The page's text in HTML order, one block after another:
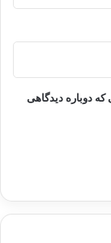
دوباره دیدگاهی